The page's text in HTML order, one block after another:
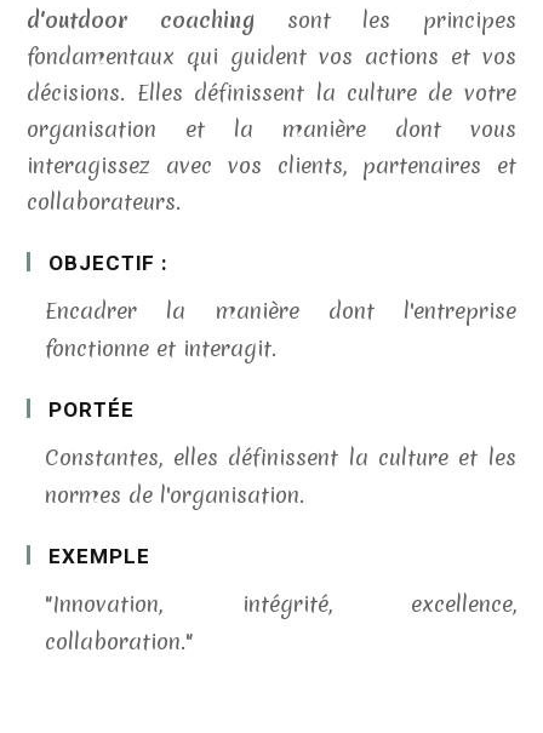
d'outdoor coaching sont les principes
fondamentaux qui guident vos actions et vos
décisions. Elles définissent la culture de votre
organisation et la manière dont vous
interagissez avec vos clients, partenaires et
collaborateurs.
OBJECTIF :
Encadrer la manière dont l'entreprise
fonctionne et interagit.
PORTÉE
Constantes, elles définissent la culture et les
normes de l'organisation.
EXEMPLE
"Innovation, intégrité, excellence,
collaboration."